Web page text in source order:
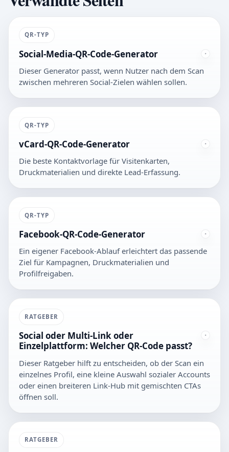
QR-TYP
Social-Media-QR-Code-Generator
Dieser Generator passt, wenn Nutzer nach dem Scan
zwischen mehreren Social-Zielen wählen sollen.
QR-TYP
vCard-QR-Code-Generator
Die beste Kontaktvorlage für Visitenkarten,
Druckmaterialien und direkte Lead-Erfassung.
QR-TYP
Facebook-QR-Code-Generator
Ein eigener Facebook-Ablauf erleichtert das passende
Ziel für Kampagnen, Druckmaterialien und
Profilfreigaben.
RATGEBER
Social oder Multi-Link oder
Einzelplattform: Welcher QR-Code passt?
Dieser Ratgeber hilft zu entscheiden, ob der Scan ein
einzelnes Profil, eine kleine Auswahl sozialer Accounts
oder einen breiteren Link-Hub mit gemischten CTAs
öffnen soll.
RATGEBER